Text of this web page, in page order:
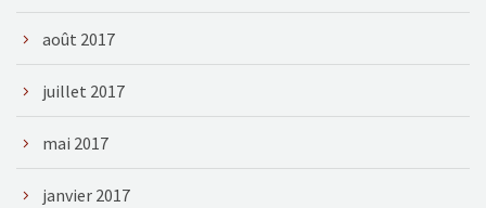
août 2017
juillet 2017
mai 2017
janvier 2017